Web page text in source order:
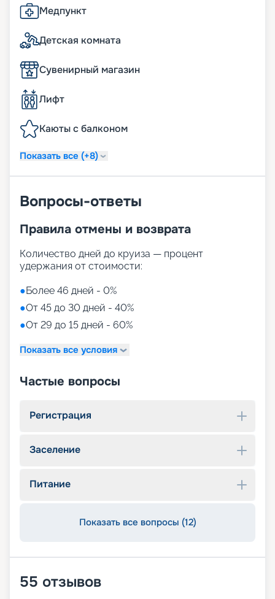
Медпункт
Детская комната
Сувенирный магазин
Лифт
Каюты с балконом
Показать все (+8)
Вопросы-ответы
Правила отмены и возврата
Количество дней до круиза — процент
удержания от стоимости:
●Более 46 дней - 0%
●От 45 до 30 дней - 40%
●От 29 до 15 дней - 60%
Показать все условия
Частые вопросы
Регистрация
Заселение
Питание
Показать все вопросы (12)
55 отзывов